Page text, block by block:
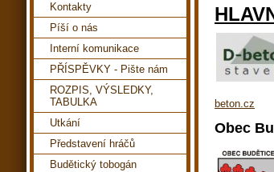
beton.cz
Obec
Kontakty
Píší o nás
Interní komunikace
PŘÍSPĚVKY - Pište nám
ROZPIS, VÝSLEDKY,
TABULKA
Utkání
Představení hráčů
Budětický tobogán